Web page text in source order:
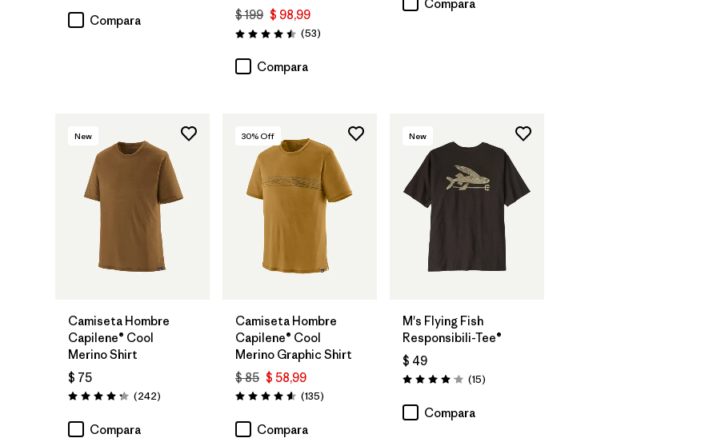
Compara
$ 199 $ 98,99
Valoración: 4.5 / 5
(53Comentarios
)
Compara
Compara
New
Camiseta Hombre
Capilene® Cool
Merino Shirt
$ 75
Valoración: 4.3 / 5
(242Comentarios
)
Compara
30% Off
Camiseta Hombre
Capilene® Cool
Merino Graphic Shirt
$ 85 $ 58,99
Valoración: 4.6 / 5
(135Comentarios
)
Compara
New
M's Flying Fish
Responsibili-Tee®
$ 49
Valoración: 4.1 / 5
(15Comentarios
)
Compara